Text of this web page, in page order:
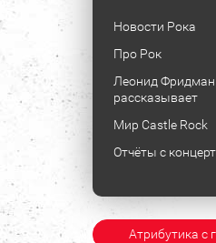
Новости Рока
Про Рок
Леонид Фридман
рассказывает
Мир Castle Rock
Отчёты с
Атрибутика с